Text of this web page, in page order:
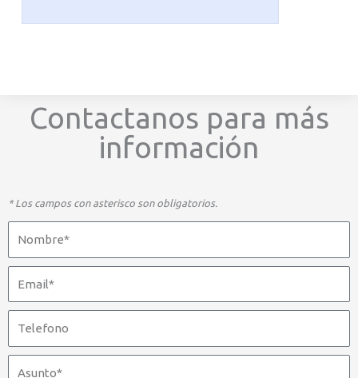
Contactanos para más
información
* Los campos con asterisco son obligatorios.
Nombre
Telefono